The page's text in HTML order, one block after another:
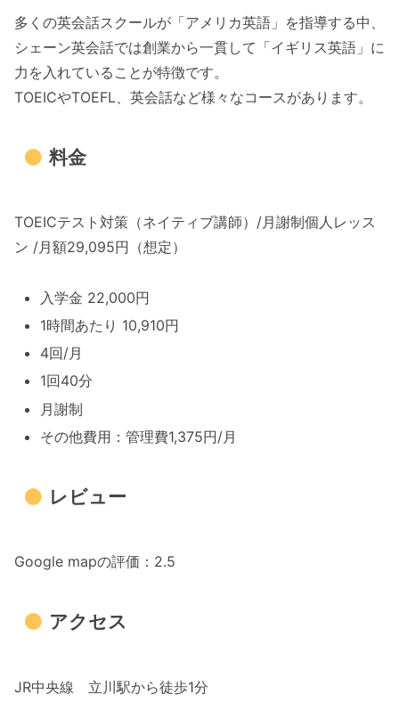
多くの英会話スクールが「アメリカ英語」を指導する中、
シェーン英会話では創業から一貫して「イギリス英語」に
力を入れていることが特徴です。
TOEICやTOEFL、英会話など様々なコースがあります。
料金
TOEICテスト対策（ネイティブ講師）/月謝制個人レッス
ン /月額29,095円（想定）
入学金 22,000円
1時間あたり 10,910円
4回/月
1回40分
月謝制
その他費用：管理費1,375円/月
レビュー
Google mapの評価：2.5
アクセス
JR中央線 立川駅から徒歩1分